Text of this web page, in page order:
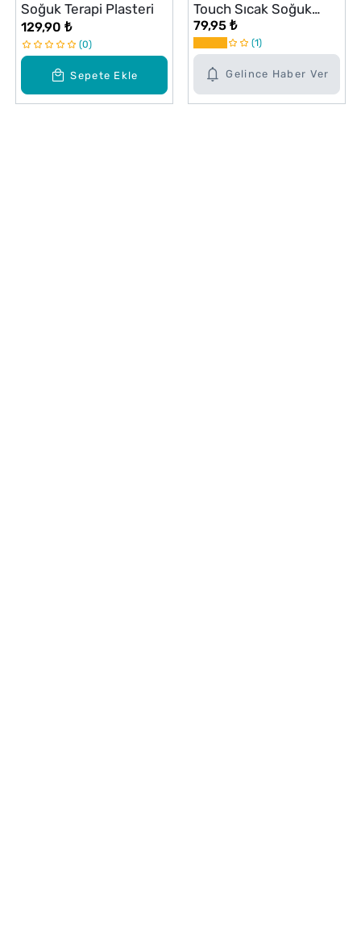
Sepete Ekle
Soğuk Terapi Plasteri
129,90 ₺
0
Gelince Haber Ver
Touch Sıcak Soğuk
Kullanımlı Göz Maskesi
79,95 ₺
1